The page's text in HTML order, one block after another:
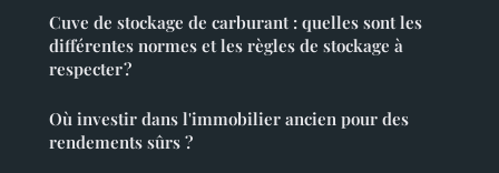
Cuve de stockage de carburant : quelles sont les
différentes normes et les règles de stockage à
respecter ?
Où investir dans l'immobilier ancien pour des
rendements sûrs ?